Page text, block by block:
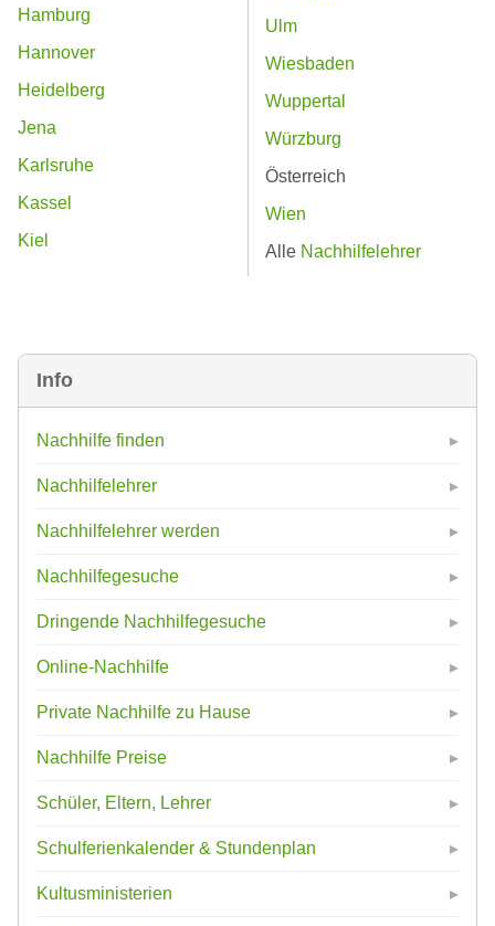
Info
Nachhilfe finden
Nachhilfelehrer
Nachhilfelehrer werden
Nachhilfegesuche
Dringende Nachhilfegesuche
Online-Nachhilfe
Private Nachhilfe zu Hause
Nachhilfe Preise
Schüler, Eltern, Lehrer
Schulferienkalender & Stundenplan
Kultusministerien
Hamburg
Hannover
Heidelberg
Jena
Karlsruhe
Kassel
Kiel
Ulm
Wiesbaden
Wuppertal
Würzburg
Österreich
Wien
Alle Nachhilfelehrer